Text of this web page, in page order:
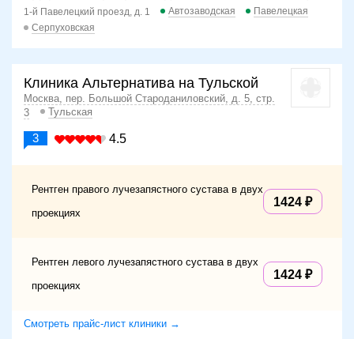
1-й Павелецкий проезд, д. 1 Автозаводская
Павелецкая
Серпуховская
Клиника Альтернатива на Тульской
Москва, пер. Большой Староданиловский, д. 5, стр.
3
Тульская
3 4.5
Рентген правого лучезапястного сустава в двух
проекциях
1424
Рентген левого лучезапястного сустава в двух
проекциях
1424
Смотреть прайс-лист клиники →